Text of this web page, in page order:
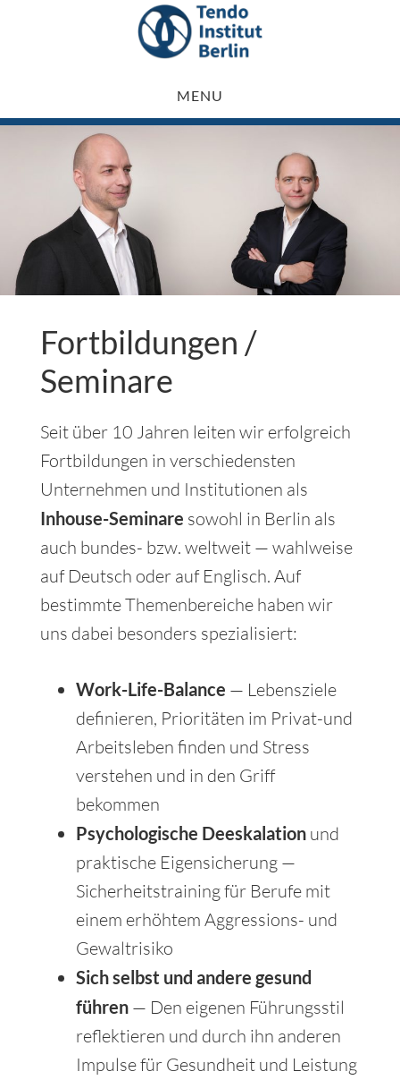
MENU
Fortbildungen /
Seminare
Seit über 10 Jahren leiten wir erfolgreich
Fortbildungen in verschiedensten
Unternehmen und Institutionen als
Inhouse-Seminare sowohl in Berlin als
auch bundes- bzw. weltweit — wahlweise
auf Deutsch oder auf Englisch. Auf
bestimmte Themenbereiche haben wir
uns dabei besonders spezialisiert:
Work-Life-Balance — Lebensziele
definieren, Prioritäten im Privat-und
Arbeitsleben finden und Stress
verstehen und in den Griff
bekommen
Psychologische Deeskalationund
praktische Eigensicherung —
Sicherheitstraining für Berufe mit
einem erhöhtem Aggressions- und
Gewaltrisiko
Sich selbst und andere gesund
führen— Den eigenen Führungsstil
reflektieren und durch ihn anderen
Impulse für Gesundheit und Leistung